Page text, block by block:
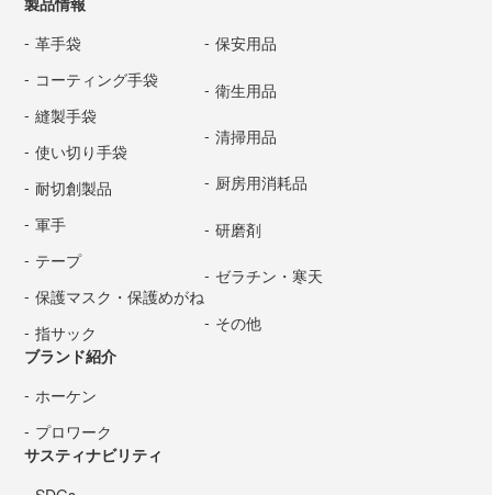
革手袋
コーティング手袋
縫製手袋
使い切り手袋
耐切創製品
軍手
テープ
保護マスク・保護めがね
指サック
保安用品
衛生用品
清掃用品
厨房用消耗品
研磨剤
ゼラチン・寒天
その他
ブランド紹介
ホーケン
プロワーク
サスティナビリティ